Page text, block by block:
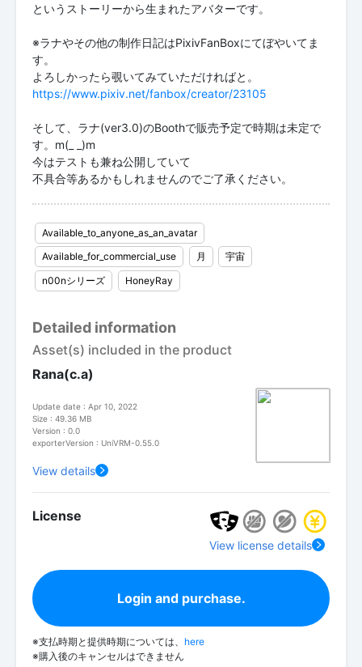
というストーリーから生まれたアバターです。
※ラナやその他の制作日記はPixivFanBoxにてぼやいてま
す。
https://www.pixiv.net/fanbox/creator/23105
そして、ラナ(ver3.0)のBoothで販売予定で時期は未定で
す。m(_ _)m
今はテストも兼ね公開していて
不具合等あるかもしれませんのでご了承ください。
Available_to_anyone_as_an_avatar
Available_for_commercial_use
月
宇宙
n00nシリーズ
HoneyRay
Detailed information
Asset(s) included in the product
Rana(c.a)
Update date : Apr 10, 2022
Size : 49.36 MB
Version : 0.0
exporterVersion : UniVRM-0.55.0
View details
License
View license details
Login and purchase.
※支払時期と提供時期については、 here
※購入後のキャンセルはできません